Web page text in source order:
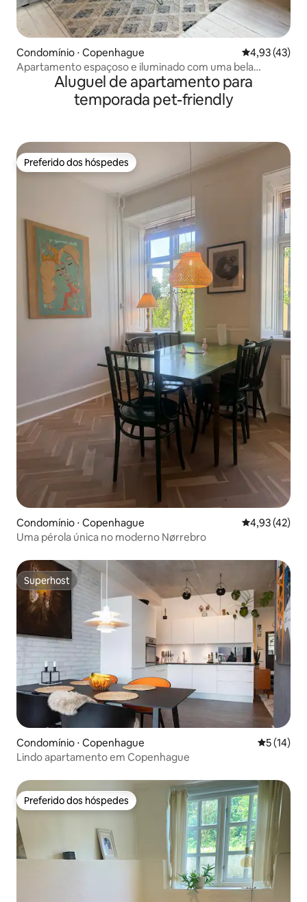
Condomínio ⋅ Copenhague 4,93 de uma
4,93 (43)
Apartamento espaçoso e iluminado com uma bela
Aluguel de apartamento para
temporada pet-friendly
Preferido dos hóspedes
Preferido dos hóspedes
Condomínio ⋅ Copenhague 4,93 de uma
4,93 (42)
Uma pérola única no moderno Nørrebro
Superhost
Superhost
Condomínio ⋅ Copenhague 5 de uma
5 (14)
Lindo apartamento em Copenhague
Preferido dos hóspedes
Preferido dos hóspedes